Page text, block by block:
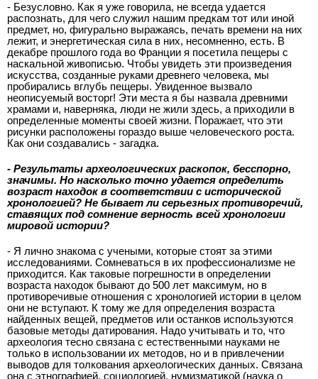
- Безусловно. Как я уже говорила, не всегда удается
распознать, для чего служил нашим предкам тот или иной
предмет, но, фигурально выражаясь, печать времени на них
лежит, и энергетическая сила в них, несомненно, есть. В
декабре прошлого года во Франции я посетила пещеры с
наскальной живописью. Чтобы увидеть эти произведения
искусства, созданные руками древнего человека, мы
пробирались вглубь пещеры. Увиденное вызвало
неописуемый восторг! Эти места я бы назвала древними
храмами и, наверняка, люди не жили здесь, а приходили в
определенные моменты своей жизни. Поражает, что эти
рисунки расположены гораздо выше человеческого роста.
Как они создавались - загадка.
- Результаты археологических раскопок, бесспорно,
значимы. Но насколько точно удается определить
возраст находок в соответствии с исторической
хронологией? Не бывает ли серьезных противоречий,
ставящих под сомнение верность всей хронологии
мировой истории?
- Я лично знакома с учеными, которые стоят за этими
исследованиями. Сомневаться в их профессионализме не
приходится. Как таковые погрешности в определении
возраста находок бывают до 500 лет максимум, но в
противоречивые отношения с хронологией истории в целом
они не вступают. К тому же для определения возраста
найденных вещей, предметов или останков используются
базовые методы датирования. Надо учитывать и то, что
археология тесно связана с естественными науками не
только в использовании их методов, но и в привлечении
выводов для толкования археологических данных. Связана
она с этнографией, социологией, нумизматикой (наука о